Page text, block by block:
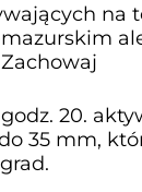
na
20.
35 mm,